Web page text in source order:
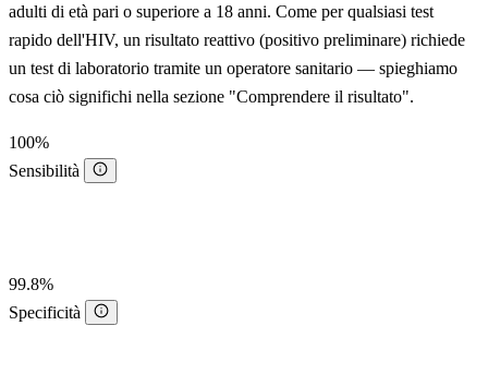
adulti di età pari o superiore a 18 anni. Come per qualsiasi test
rapido dell'HIV, un risultato reattivo (positivo preliminare) richiede
un test di laboratorio tramite un operatore sanitario — spieghiamo
cosa ciò significhi nella sezione "Comprendere il risultato".
100%
Sensibilità
99.8%
Specificità